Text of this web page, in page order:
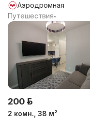
Аэродромная
Путешествия•
200 р.
2 комн., 38 м²